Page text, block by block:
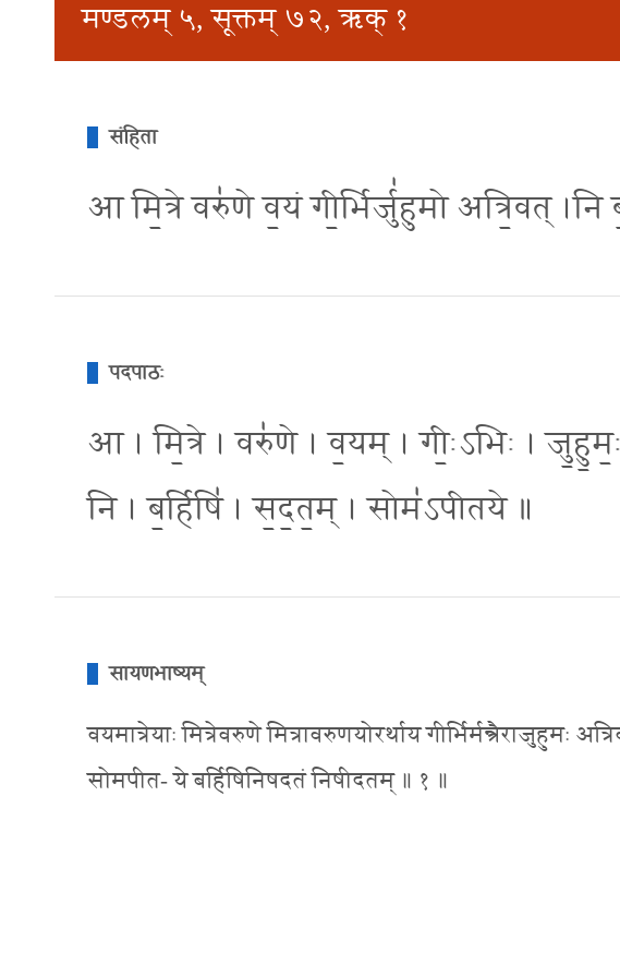
मण्डलम् ५, सूक्तम् ७२, ऋक् १
संहिता
आ मि॒त्रे वरु॑णे व॒यं गी॒र्भिर्जु॑हुमो अत्रि॒वत् ।नि
पदपाठः
आ । मि॒त्रे । वरु॑णे । व॒यम् । गीः॒ऽभिः ।
नि । ब॒र्हिषि॑ । स॒द॒त॒म् । सोम॑ऽपीतये ॥
सायणभाष्यम्
वयमात्रेयाः मित्रेवरुणे मित्रावरुणयोरर्थाय गीर्भिर्मन्त्रैराजुहुमः
सोमपीत- ये बर्हिषिनिषदतं निषीदतम् ॥ १ ॥